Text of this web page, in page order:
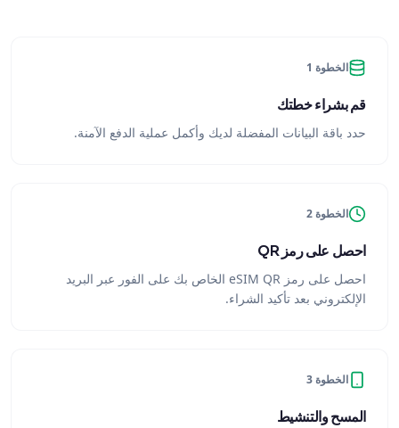
الخطوة 1
قم بشراء خطتك
حدد باقة البيانات المفضلة لديك وأكمل عملية الدفع الآمنة.
الخطوة 2
احصل على رمز QR
احصل على رمز eSIM QR الخاص بك على الفور عبر البريد
الإلكتروني بعد تأكيد الشراء.
الخطوة 3
المسح والتنشيط